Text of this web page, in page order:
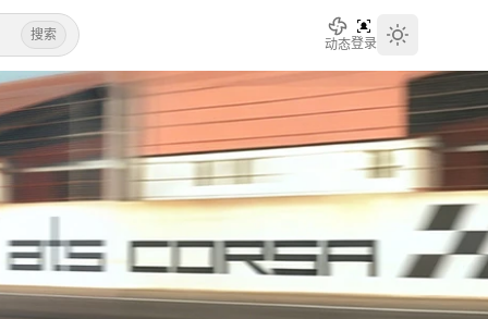
搜索
动态登录